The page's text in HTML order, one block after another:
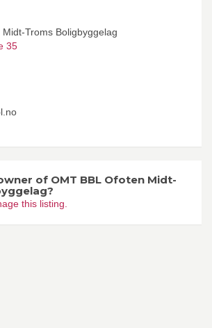
Troms Boligbyggelag
35
of OMT BBL Ofoten Midt-
this listing.